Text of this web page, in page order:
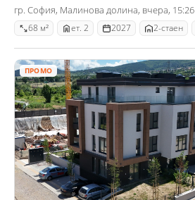
гр. София, Малинова долина, вчера, 15:26
68 м² ет. 2 2027 2-стаен
ПРОМО